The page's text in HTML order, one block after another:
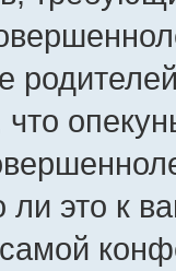
что
это к